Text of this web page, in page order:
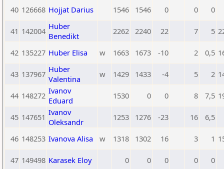
40 126668 Hojjat Darius 1546 1546 0 0 0
41 142004 Huber
Benedikt
2262 2240 22 7 5
42 135227 Huber Elisa w 1663 1673 -10 2 0,5
43 137967 Huber
Valentina
w 1429 1433 -4 5 2
44 148272 Ivanov
Eduard
1530 0 0 8 7,5
45 147651 Ivanov
Oleksandr
1253 1276 -23 16 6,5
46 148253 Ivanova Alisa w 1318 1302 16 3 1
47 149498 Karasek Eloy 0 0 0 0 0